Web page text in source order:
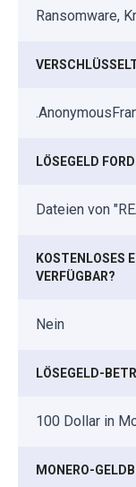
Ransomware,
LÖSEGELD
Dateien von
KOSTENLOSES
VERFÜGBAR?
Nein
LÖSEGELD-
100 Dollar in
MONERO-